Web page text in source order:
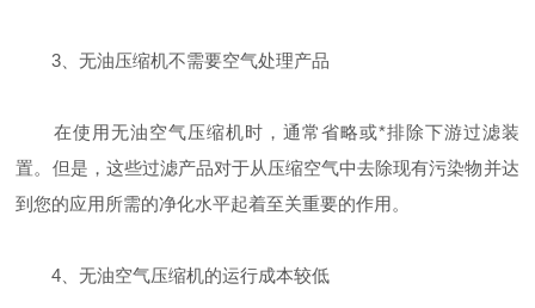
3、无油压缩机不需要空气处理产品
在使用无油空气压缩机时，通常省略或*排除下游过滤装
置。但是，这些过滤产品对于从压缩空气中去除现有污染物并达
到您的应用所需的净化水平起着至关重要的作用。
4、无油空气压缩机的运行成本较低